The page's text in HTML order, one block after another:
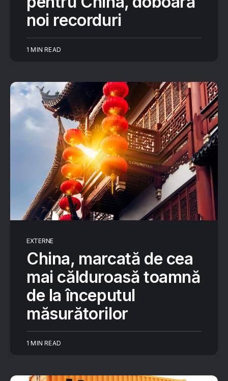
noi recorduri
1 MIN READ
EXTERNE
China, marcată de cea
mai călduroasă toamnă
de la începutul
măsurătorilor
1 MIN READ